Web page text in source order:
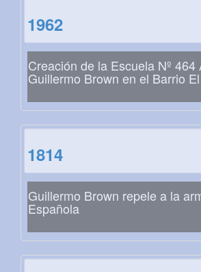
1962
Creación de la Escuela Nº 464
Guillermo Brown en el Barrio
1814
Guillermo Brown repele a la
Española